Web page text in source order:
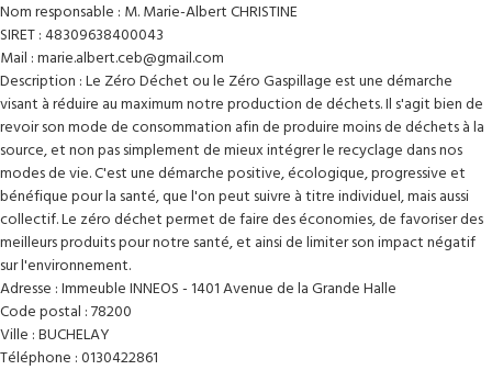
Nom responsable : M. Marie-Albert CHRISTINE
SIRET : 48309638400043
Mail : marie.albert.ceb@gmail.com
Description : Le Zéro Déchet ou le Zéro Gaspillage est une démarche
visant à réduire au maximum notre production de déchets. Il s'agit bien de
revoir son mode de consommation afin de produire moins de déchets à la
source, et non pas simplement de mieux intégrer le recyclage dans nos
modes de vie. C'est une démarche positive, écologique, progressive et
bénéfique pour la santé, que l'on peut suivre à titre individuel, mais aussi
collectif. Le zéro déchet permet de faire des économies, de favoriser des
meilleurs produits pour notre santé, et ainsi de limiter son impact négatif
sur l'environnement.
Adresse : Immeuble INNEOS - 1401 Avenue de la Grande Halle
Code postal : 78200
Ville : BUCHELAY
Téléphone : 0130422861